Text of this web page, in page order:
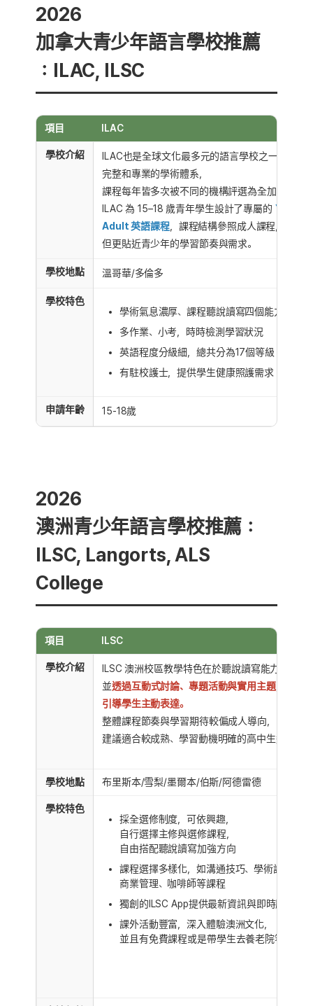
2026
加拿大青少年語言學校推薦
：ILAC, ILSC
項目 ILAC
學校介紹
ILAC也是全球文化最多元的語言學校之一，
完整和專業的學術體系，
課程每年皆多次被不同的機構評選為全加拿大第
ILAC 為 15–18 歲青年學生設計了專屬的 Young
Adult 英語課程，課程結構參照成人課程，
但更貼近青少年的學習節奏與需求。
學校地點 溫哥華/多倫多
學校特色
學術氣息濃厚、課程聽說讀寫四個能力並重
多作業、小考，時時檢測學習狀況
英語程度分級細，總共分為17個等級
有駐校護士，提供學生健康照護需求
申請年齡 15-18歲
2026
澳洲青少年語言學校推薦：
ILSC, Langorts, ALS
College
項目 ILSC
學校介紹
ILSC 澳洲校區教學特色在於聽說讀寫能力的平均
並透過互動式討論、專題活動與實用主題，
引導學生主動表達。
整體課程節奏與學習期待較偏成人導向，
建議適合較成熟、學習動機明確的高中生選擇。
學校地點 布里斯本/雪梨/墨爾本/伯斯/阿德雷德
學校特色
採全選修制度，可依興趣，
自行選擇主修與選修課程，
自由搭配聽說讀寫加強方向
課程選擇多樣化，如溝通技巧、學術課程、
商業管理、咖啡師等課程
獨創的ILSC App提供最新資訊與即時服務
課外活動豐富，深入體驗澳洲文化，
並且有免費課程或是帶學生去養老院等志工